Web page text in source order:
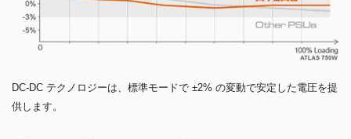
DC-DC テクノロジーは、標準モードで ±2% の変動で安定した電圧を提
供します。